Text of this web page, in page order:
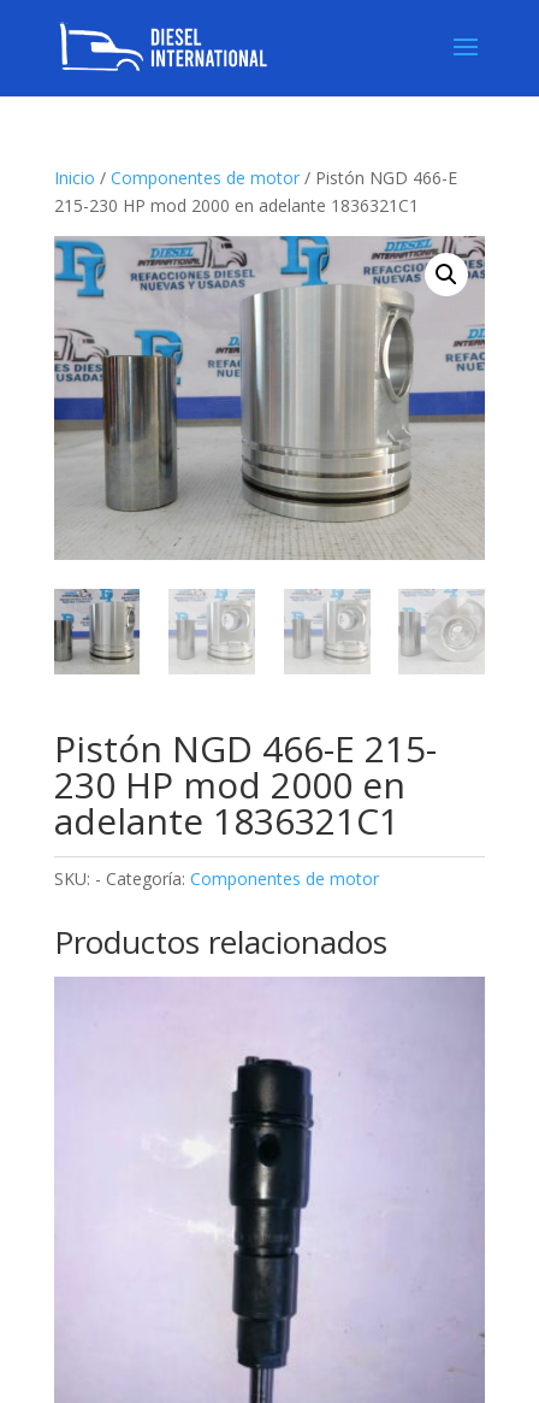
Inicio / Componentes de motor/ Pistón NGD 466-E
215-230 HP mod 2000 en adelante 1836321C1
Pistón NGD 466-E 215-
230 HP mod 2000 en
adelante 1836321C1
SKU: - Categoría: Componentes de motor
Productos relacionados